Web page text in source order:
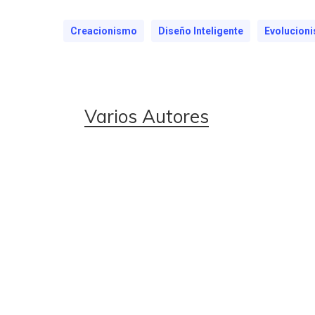
Creacionismo Diseño Inteligente
Varios Autores